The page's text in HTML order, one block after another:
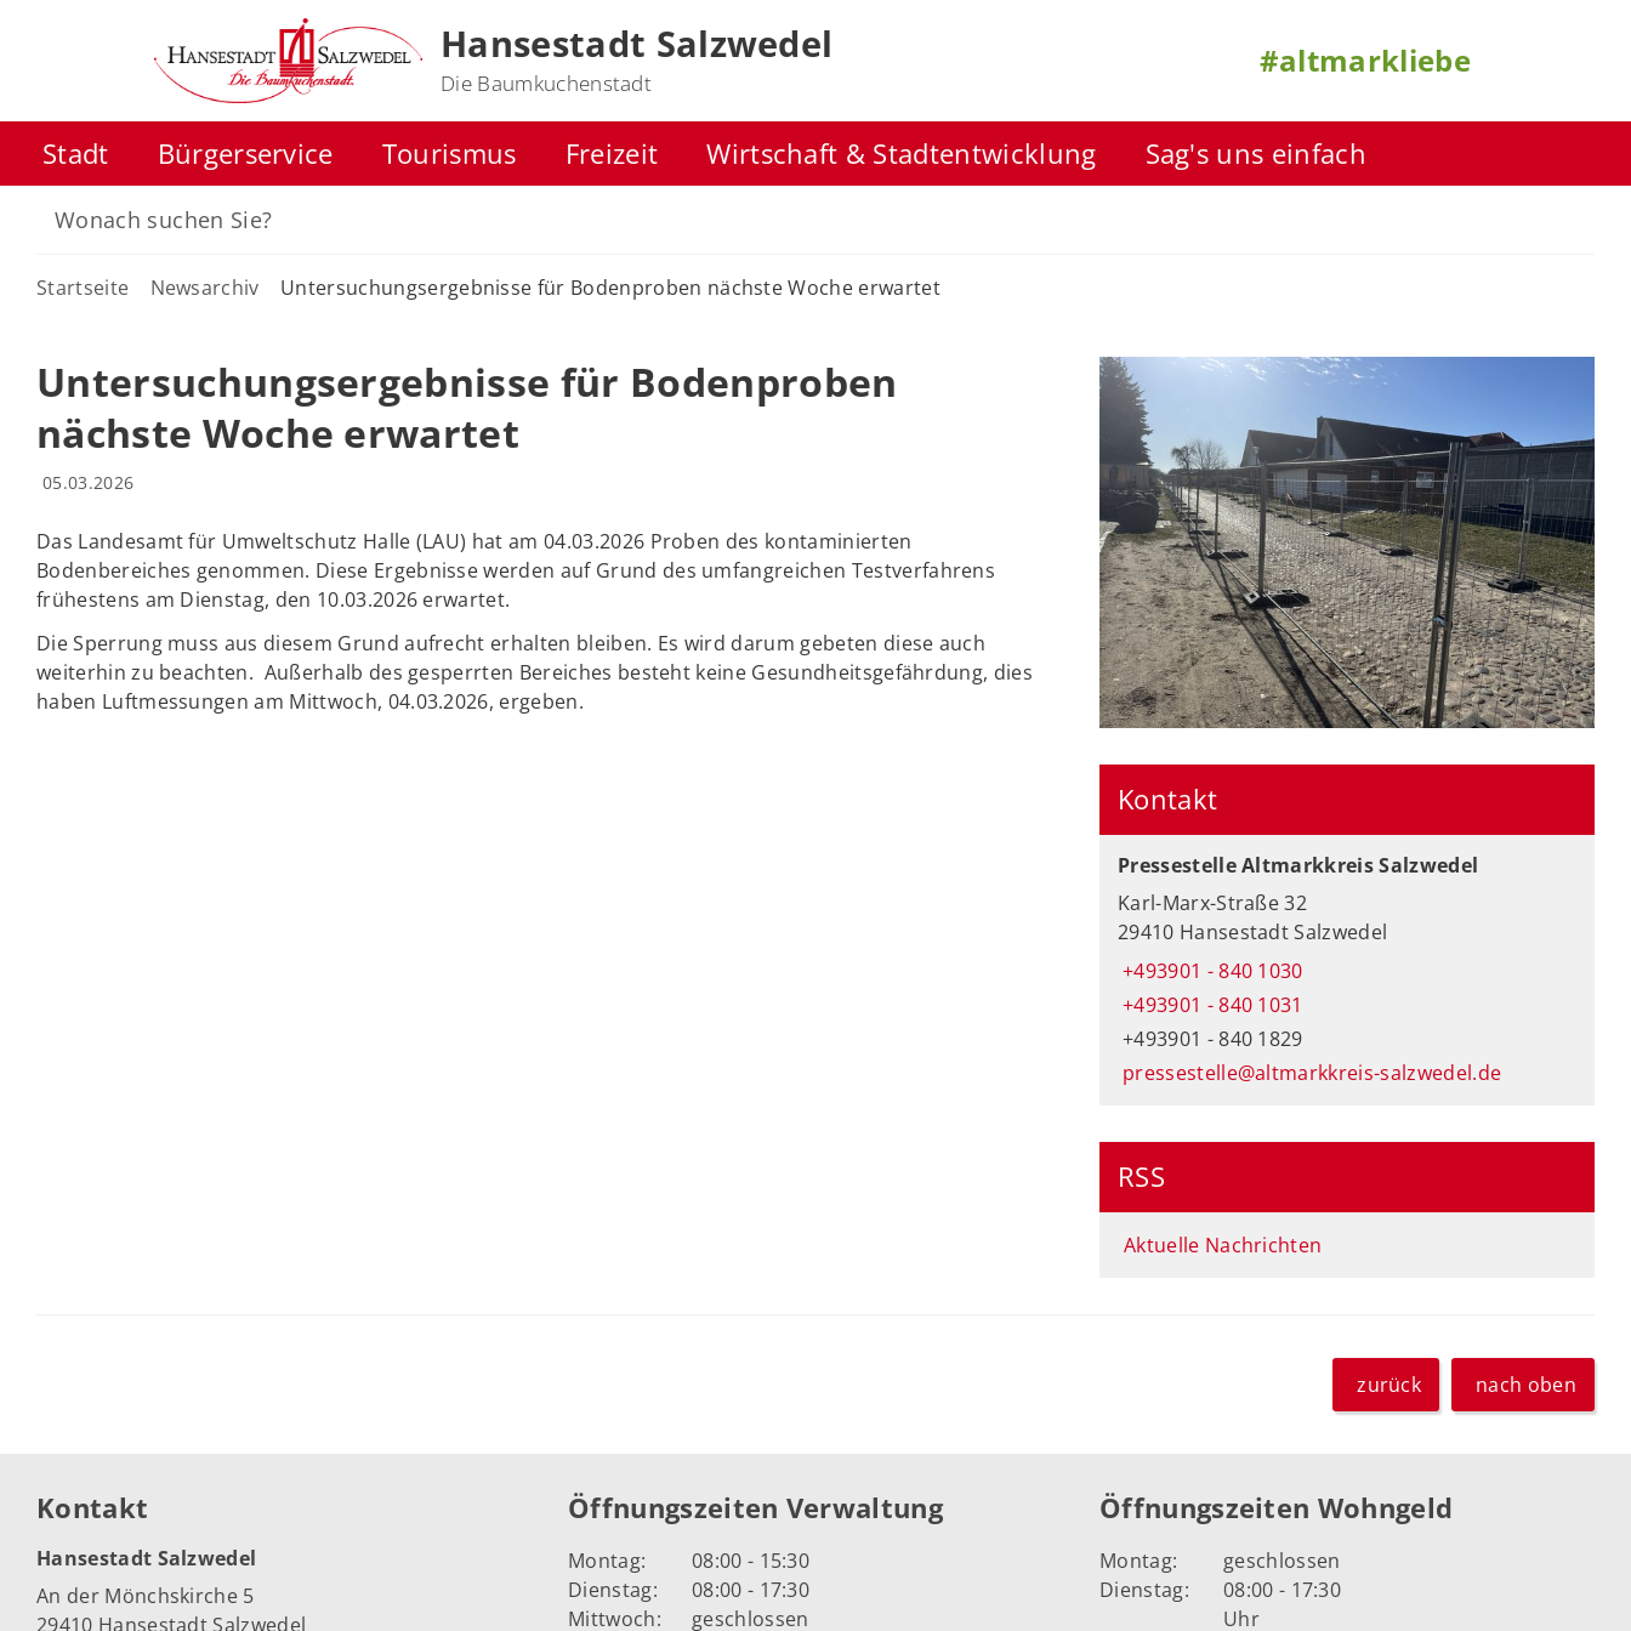
Hansestadt Salzwedel
Die Baumkuchenstadt
#altmarkliebe
Stadt Bürgerservice Tourismus Freizeit Wirtschaft & Stadtentwicklung Sag's uns einfach
Startseite Newsarchiv Untersuchungsergebnisse für Bodenproben nächste Woche erwartet
Untersuchungsergebnisse für Bodenproben
nächste Woche erwartet
05.03.2026
Das Landesamt für Umweltschutz Halle (LAU) hat am 04.03.2026 Proben des kontaminierten
Bodenbereiches genommen. Diese Ergebnisse werden auf Grund des umfangreichen Testverfahrens
frühestens am Dienstag, den 10.03.2026 erwartet.
Die Sperrung muss aus diesem Grund aufrecht erhalten bleiben. Es wird darum gebeten diese auch
weiterhin zu beachten. Außerhalb des gesperrten Bereiches besteht keine Gesundheitsgefährdung, dies
haben Luftmessungen am Mittwoch, 04.03.2026, ergeben.
Kontakt
Pressestelle Altmarkkreis Salzwedel
Karl-Marx-Straße 32
29410 Hansestadt Salzwedel
+493901 - 840 1030
+493901 - 840 1031
+493901 - 840 1829
pressestelle@altmarkkreis-salzwedel.de
RSS
Aktuelle Nachrichten
zurück nach oben
Kontakt
Hansestadt Salzwedel
An der Mönchskirche 5
29410 Hansestadt Salzwedel
Öffnungszeiten Verwaltung
Montag:
08:00 - 15:30
Dienstag:
08:00 - 17:30
Mittwoch:
geschlossen
Öffnungszeiten Wohngeld
Montag:
geschlossen
Dienstag:
08:00 - 17:30
Uhr